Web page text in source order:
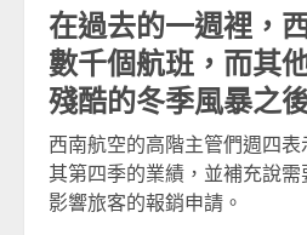
在過去的一週裡，
數千個航班，而其
殘酷的冬季風暴之
西南航空的高階主管們週四
其第四季的業績，並補充說
影響旅客的報銷申請。